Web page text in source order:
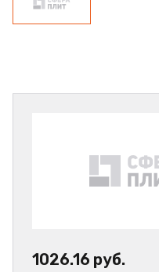
1026.16 руб.